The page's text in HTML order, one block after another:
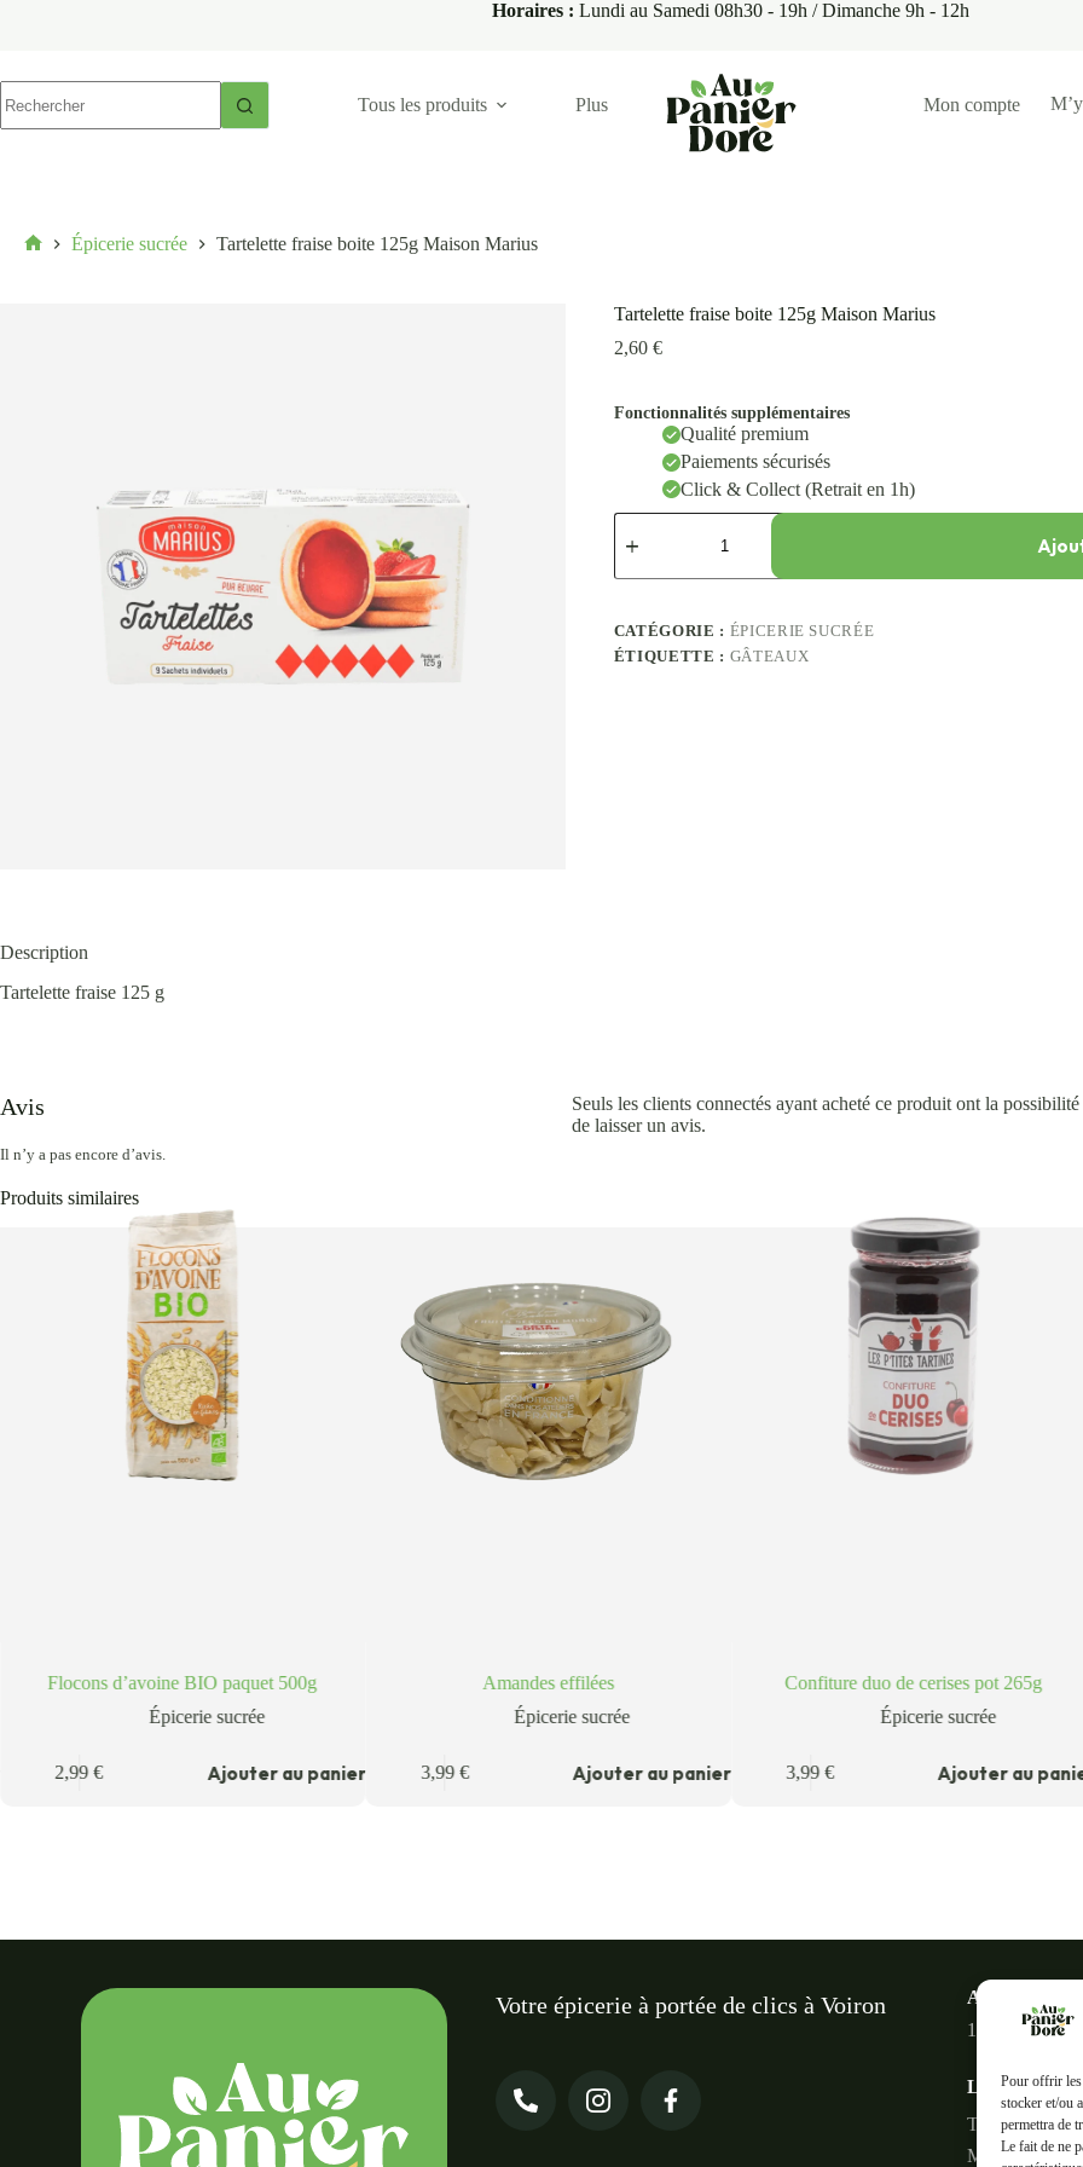
Pour offrir les
stocker et/ou
permettra de
Le fait de ne
Horaires : Lundi au Samedi 08h30 - 19h / Dimanche 9h - 12h
Tous les produits Plus Mon compte
Épicerie sucrée Tartelette fraise boite 125g Maison Marius
Tartelette fraise boite 125g Maison Marius
2,60 €
Fonctionnalités supplémentaires
Qualité premium
Paiements sécurisés
Click & Collect (Retrait en 1h)
CATÉGORIE : ÉPICERIE SUCRÉE
ÉTIQUETTE : GÂTEAUX
Description
Tartelette fraise 125 g
Avis
Il n’y a pas encore d’avis.
Seuls les clients connectés ayant acheté ce produit ont la possibilité
de laisser un avis.
Produits similaires
Flocons d’avoine BIO paquet 500g
Épicerie sucrée
2,99€ Ajouter au panier
Amandes effilées
Épicerie sucrée
3,99 € Ajouter au panier
Confiture duo de cerises pot 265g
Épicerie sucrée
3,99€ Ajouter au
Votre épicerie à portée de clics à Voiron
Au panier doré
18 Rue des
Liens rapides
Tous les
Mon compte